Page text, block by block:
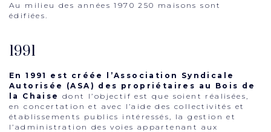
Au milieu des années 1970 250 maisons sont
édifiées.
1991
En 1991 est créée l’Association Syndicale
Autorisée (ASA) des propriétaires au Bois de
la Chaisedont l’objectif est que soient réalisées,
en concertation et avec l’aide des collectivités et
établissements publics intéressés, la gestion et
l’administration des voies appartenant aux